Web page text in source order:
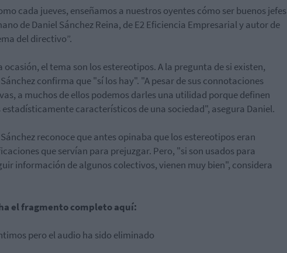
cada jueves, enseñamos a nuestros oyentes cómo ser buenos jefes
de Daniel Sánchez Reina, de E2 Eficiencia Empresarial y autor de
del directivo”.
ocasión, el tema son los estereotipos. A la pregunta de si existen,
confirma que "sí los hay". "A pesar de sus connotaciones
a muchos de ellos podemos darles una utilidad porque definen
estadísticamente característicos de una sociedad", asegura Daniel.
reconoce que antes opinaba que los estereotipos eran
que servían para prejuzgar. Pero, "si son usados para
información de algunos colectivos, vienen muy bien", considera
el fragmento completo aquí:
pero el audio ha sido eliminado